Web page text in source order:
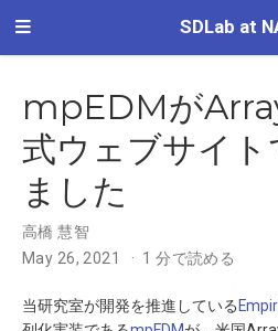
SDLab at
mpEDMが
式ウェブサイト
ました
高橋 慧智
May 26, 2021
1 分で読める
当研究室が開発を推進している